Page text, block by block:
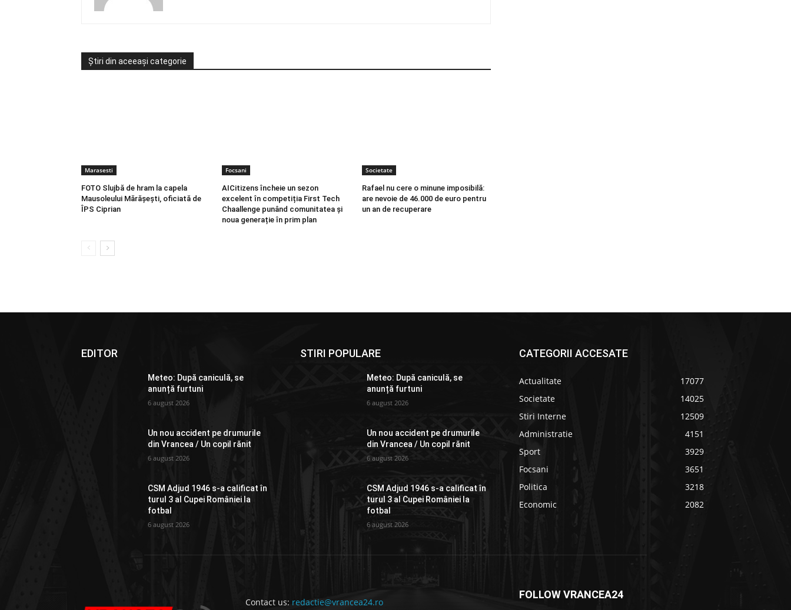
Știri din aceeași categorie
Marasesti
FOTO Slujbă de hram la capela
Mausoleului Mărășești, oficiată de
ÎPS Ciprian
Focsani
AICitizens încheie un sezon
excelent în competiția First Tech
Chaallenge punând comunitatea și
noua generație în prim plan
Societate
Rafael nu cere o minune imposibilă:
are nevoie de 46.000 de euro pentru
un an de recuperare
EDITOR
Meteo: După caniculă, se
anunță furtuni
6 august 2026
Un nou accident pe drumurile
din Vrancea / Un copil rănit
6 august 2026
CSM Adjud 1946 s-a calificat în
turul 3 al Cupei României la
fotbal
6 august 2026
STIRI POPULARE
Meteo: După caniculă, se
anunță furtuni
6 august 2026
Un nou accident pe drumurile
din Vrancea / Un copil rănit
6 august 2026
CSM Adjud 1946 s-a calificat în
turul 3 al Cupei României la
fotbal
6 august 2026
CATEGORII ACCESATE
Actualitate
17077
Societate
14025
Stiri Interne
12509
Administratie
4151
Sport
3929
Focsani
3651
Politica
3218
Economic
2082
Contact us: redactie@vrancea24.ro
FOLLOW VRANCEA24